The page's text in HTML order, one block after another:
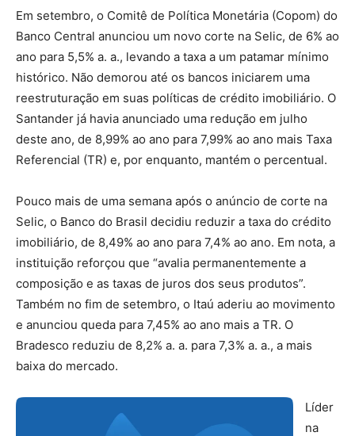
Em setembro, o Comitê de Política Monetária (Copom) do
Banco Central anunciou um novo corte na Selic, de 6% ao
ano para 5,5% a. a., levando a taxa a um patamar mínimo
histórico. Não demorou até os bancos iniciarem uma
reestruturação em suas políticas de crédito imobiliário. O
Santander já havia anunciado uma redução em julho
deste ano, de 8,99% ao ano para 7,99% ao ano mais Taxa
Referencial (TR) e, por enquanto, mantém o percentual.
Pouco mais de uma semana após o anúncio de corte na
Selic, o Banco do Brasil decidiu reduzir a taxa do crédito
imobiliário, de 8,49% ao ano para 7,4% ao ano. Em nota, a
instituição reforçou que “avalia permanentemente a
composição e as taxas de juros dos seus produtos”.
Também no fim de setembro, o Itaú aderiu ao movimento
e anunciou queda para 7,45% ao ano mais a TR. O
Bradesco reduziu de 8,2% a. a. para 7,3% a. a., a mais
baixa do mercado.
Líder
na